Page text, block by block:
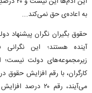
به اعاده‌ی حق نمی‌کند….
آینده هستند؛ این
زیرمجموعه‌های دولت نیست؛
کارگران، با رقم افزایش حقوق‌
می‌آیند، رقم ۲۰